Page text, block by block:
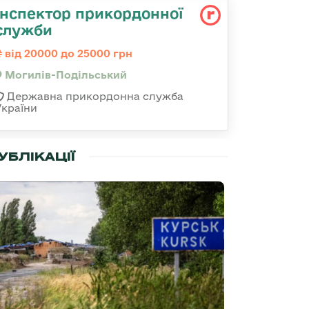
прикордонної
від 20000 до 25000 грн
Могилів-Подільський
Державна прикордонна служба